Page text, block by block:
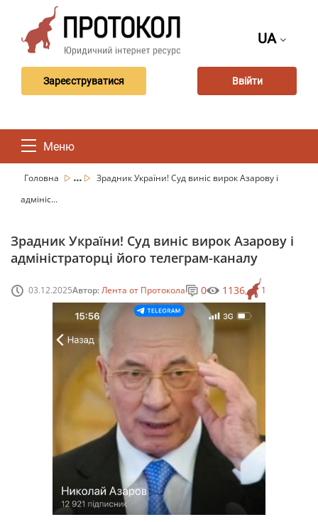
UA
Зареєструватися Ввійти
Меню
Головна ...
Зрадник України! Суд виніс вирок Азарову і
адмініс...
Зрадник України! Суд виніс вирок Азарову і
адміністраторці його телеграм-каналу
03.12.2025Автор:Лента от Протокола 1
0 1136